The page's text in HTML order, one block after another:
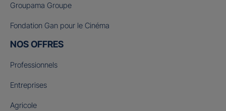
Groupama Groupe
Fondation Gan pour le Cinéma
NOS OFFRES
Professionnels
Entreprises
Agricole